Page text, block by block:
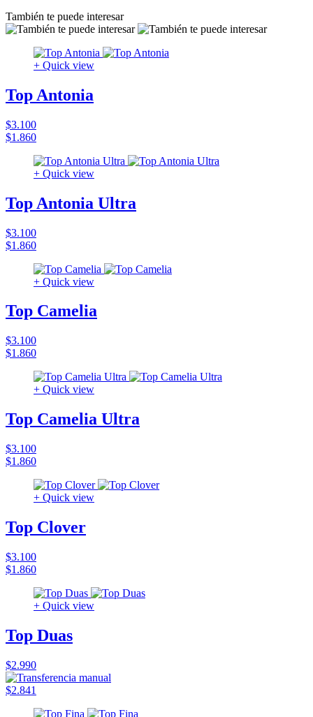
También te puede interesar
+ Quick view
Top Antonia
$3.100
$1.860
+ Quick view
Top Antonia Ultra
$3.100
$1.860
+ Quick view
Top Camelia
$3.100
$1.860
+ Quick view
Top Camelia Ultra
$3.100
$1.860
+ Quick view
Top Clover
$3.100
$1.860
+ Quick view
Top Duas
$2.990
$2.841